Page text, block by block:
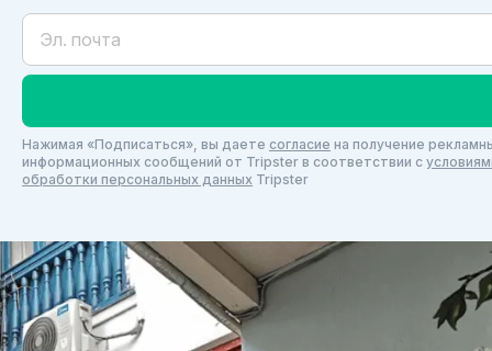
Нажимая «Подписаться», вы даете согласие на получение
информационных сообщений от Tripster в соответствии c
обработки персональных данных Tripster